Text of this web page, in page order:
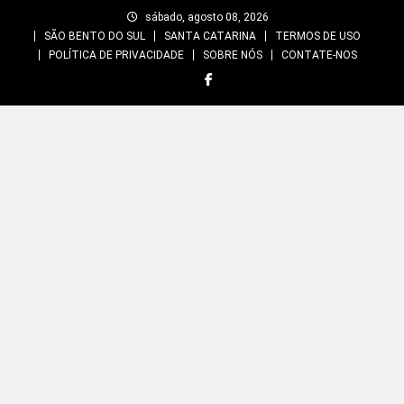
sábado, agosto 08, 2026
SÃO BENTO DO SUL
SANTA CATARINA
TERMOS DE USO
POLÍTICA DE PRIVACIDADE
SOBRE NÓS CONTATE-NOS